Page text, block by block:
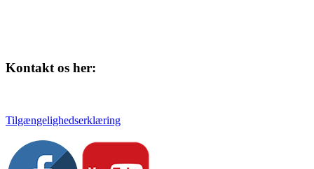
Kontakt os her:
Tilgængelighedserklæring